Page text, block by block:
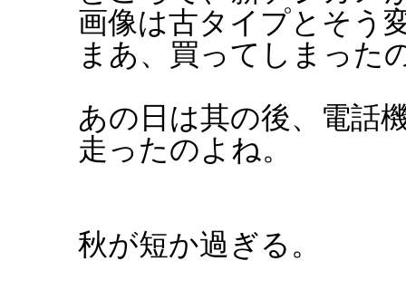
画像は古タイプとそう
まあ、買ってしまった
あの日は其の後、電話
走ったのよね。
秋が短か過ぎる。